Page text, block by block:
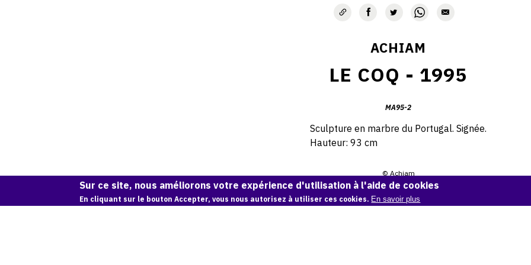
ACHIAM
LE COQ - 1995
MA95-2
Sculpture en marbre du Portugal. Signée.
Hauteur: 93 cm
© Achiam
Demande d'information
Sur ce site, nous améliorons votre expérience d'utilisation à l'aide de cookies
En cliquant sur le bouton Accepter, vous nous autorisez à utiliser ces cookies. En savoir plus